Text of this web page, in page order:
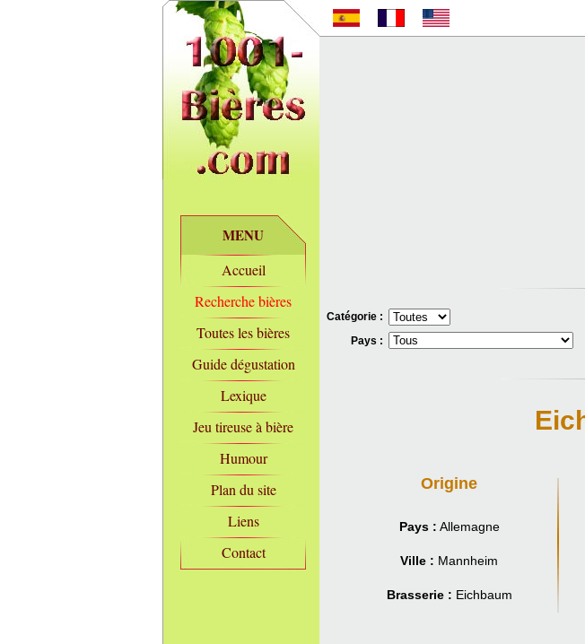
MENU
Accueil
Recherche bières
Toutes les bières
Guide dégustation
Lexique
Jeu tireuse à bière
Humour
Plan du site
Liens
Contact
Catégorie :
Pays :
Origine
Pays : Allemagne
Ville : Mannheim
Brasserie : Eichbaum